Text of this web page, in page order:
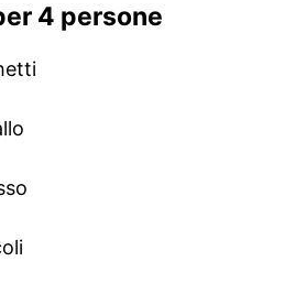
4 persone